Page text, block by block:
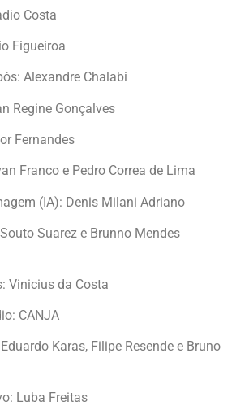
Costa
Figueiroa
Alexandre Chalabi
Regine Gonçalves
Fernandes
Franco e Pedro Correa de Lima
(IA): Denis Milani Adriano
Suarez e Brunno Mendes
Vinicius da Costa
CANJA
Karas, Filipe Resende e Bruno
Luba Freitas